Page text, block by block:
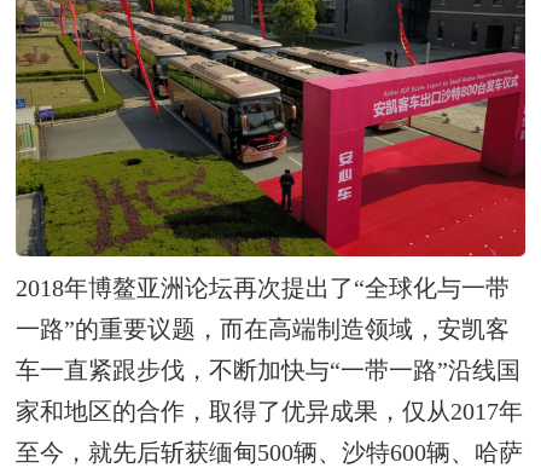
2018年博鳌亚洲论坛再次提出了“全球化与一带
一路”的重要议题，而在高端制造领域，安凯客
车一直紧跟步伐，不断加快与“一带一路”沿线国
家和地区的合作，取得了优异成果，仅从2017年
至今，就先后斩获缅甸500辆、沙特600辆、哈萨